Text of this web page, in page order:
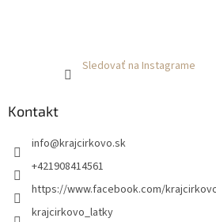
Sledovať na Instagrame
Kontakt
info@krajcirkovo.sk
+421908414561
https://www.facebook.com/
krajcirkovo_latky